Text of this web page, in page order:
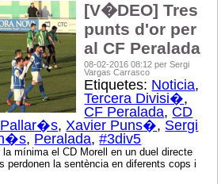
[V�DEO] Tres
punts d'or per
al CF Peralada
08-02-2016 08:12 per Sergi
Vargas Carrasco
Etiquetes: Noticia,
Tercera Divisi�,
CF Peralada, CD
Pallar�s,Xavier Puns�, Sergi
, Peralada,#3div5
la mínima el CD Morell en un duel directe
perdonen la sentència en diferents cops i